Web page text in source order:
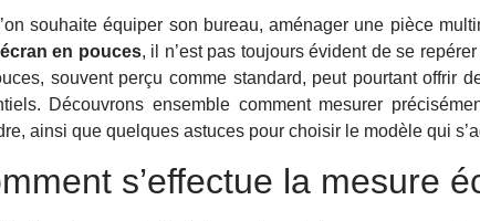
souhaite équiper son bureau, aménager une pièce
en pouces, il n’est pas toujours évident de se
souvent perçu comme standard, peut pourtant offrir
Découvrons ensemble comment mesurer
ainsi que quelques astuces pour choisir le modèle qui
s’effectue la mesure